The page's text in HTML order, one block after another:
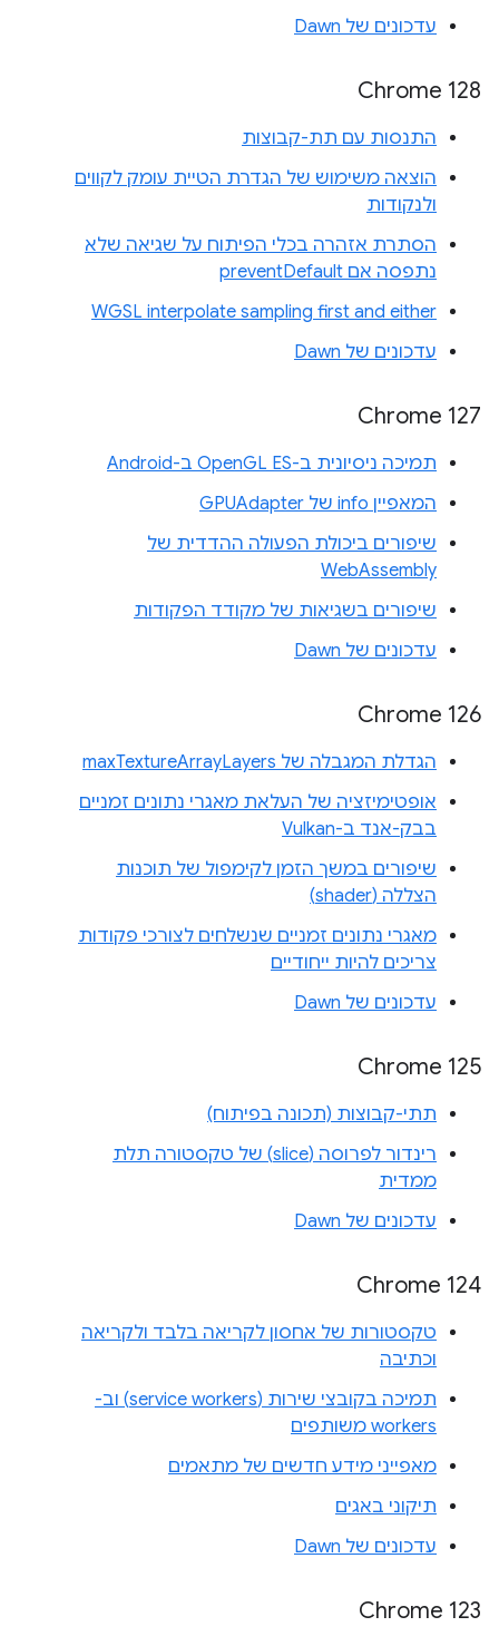
עדכונים של Dawn
‫Chrome 128
התנסות עם תת-קבוצות
הוצאה משימוש של הגדרת הטיית עומק לקווים
ולנקודות
הסתרת אזהרה בכלי הפיתוח על שגיאה שלא
נתפסה אם preventDefault
WGSL interpolate sampling first and either
עדכונים של Dawn
Chrome 127
תמיכה ניסיונית ב-OpenGL ES ב-Android
המאפיין info של GPUAdapter
שיפורים ביכולת הפעולה ההדדית של
WebAssembly
שיפורים בשגיאות של מקודד הפקודות
עדכונים של Dawn
Chrome 126
הגדלת המגבלה של maxTextureArrayLayers
אופטימיזציה של העלאת מאגרי נתונים זמניים
בבק-אנד ב-Vulkan
שיפורים במשך הזמן לקימפול של תוכנות
הצללה (shader)
מאגרי נתונים זמניים שנשלחים לצורכי פקודות
צריכים להיות ייחודיים
עדכונים של Dawn
‫Chrome 125
תתי-קבוצות (תכונה בפיתוח)
רינדור לפרוסה (slice) של טקסטורה תלת
ממדית
עדכונים של Dawn
Chrome 124
טקסטורות של אחסון לקריאה בלבד ולקריאה
וכתיבה
תמיכה בקובצי שירות (service workers) וב-
workers משותפים
מאפייני מידע חדשים של מתאמים
תיקוני באגים
עדכונים של Dawn
Chrome 123